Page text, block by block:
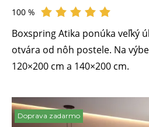
Hodnotené
100 %
Boxspring Atika ponúka veľký
otvára od nôh postele. Na
120×200 cm a 140×200 cm.
Doprava zadarmo